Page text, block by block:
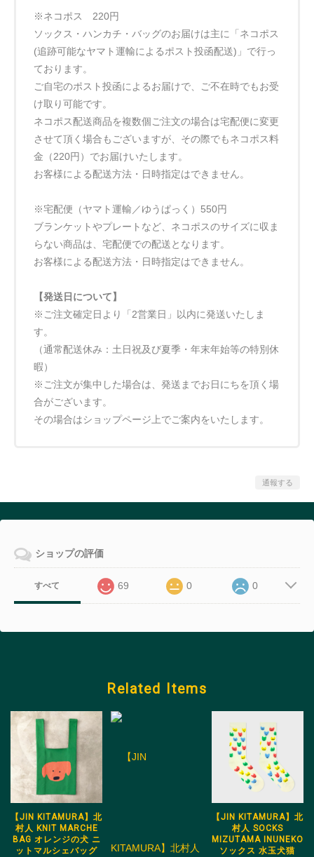
※ネコポス 220円
ソックス・ハンカチ・バッグのお届けは主に「ネコポス
(追跡可能なヤマト運輸によるポスト投函配送)」で行っ
ております。
ご自宅のポスト投函によるお届けで、ご不在時でもお受
け取り可能です。
ネコポス配送商品を複数個ご注文の場合は宅配便に変更
させて頂く場合もございますが、その際でもネコポス料
金（220円）でお届けいたします。
お客様による配送方法・日時指定はできません。
※宅配便（ヤマト運輸／ゆうぱっく）550円
ブランケットやプレートなど、ネコポスのサイズに収ま
らない商品は、宅配便での配送となります。
お客様による配送方法・日時指定はできません。
【発送日について】
※ご注文確定日より「2営業日」以内に発送いたしま
す。
（通常配送休み：土日祝及び夏季・年末年始等の特別休
暇）
※ご注文が集中した場合は、発送までお日にちを頂く場
合がございます。
その場合はショップページ上でご案内をいたします。
通報する
ショップの評価
すべて 69 0 0
Related Items
【JIN KITAMURA】北
村人 KNIT MARCHE
BAG オレンジの犬 ニ
ットマルシェバッグ
【JIN KITAMURA】北
村人 SOCKS
MIZUTAMA INUNEKO
ソックス 水玉犬猫